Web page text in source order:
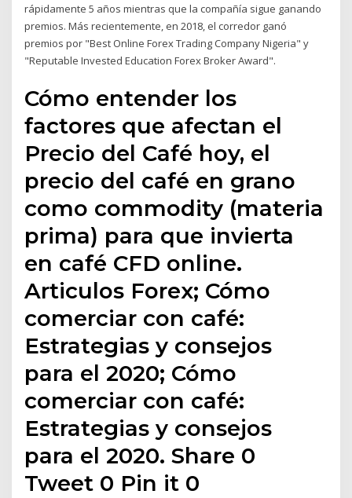
rápidamente 5 años mientras que la compañía sigue ganando
premios. Más recientemente, en 2018, el corredor ganó
premios por "Best Online Forex Trading Company Nigeria" y
"Reputable Invested Education Forex Broker Award".
Cómo entender los
factores que afectan el
Precio del Café hoy, el
precio del café en grano
como commodity (materia
prima) para que invierta
en café CFD online.
Articulos Forex; Cómo
comerciar con café:
Estrategias y consejos
para el 2020; Cómo
comerciar con café:
Estrategias y consejos
para el 2020. Share 0
Tweet 0 Pin it 0